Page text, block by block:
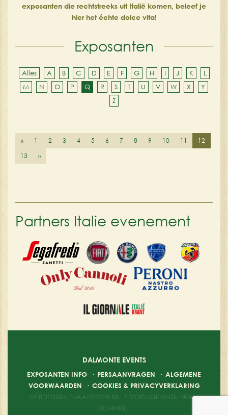
exposanten die rechtstreeks uit Italië komen, beleef je
hier het échte dolce vita!
Exposanten
Alles A B C D E F G H I J K
L
M
N O P Q R S T U V W X
Y
Z
« 1 2 3 4 5 6 7 8 9 10 11
12
13
»
Partners Italie evenement
DALMONTE EVENTS
EXPOSANTEN INFO · PERSAANVRAGEN · ALGEMENE
VOORWAARDEN · COOKIES & PRIVACYVERKLARING
WEBDESIGN: MAATWWWERK
· VORMGEVING: BRAM
SCHINKEL